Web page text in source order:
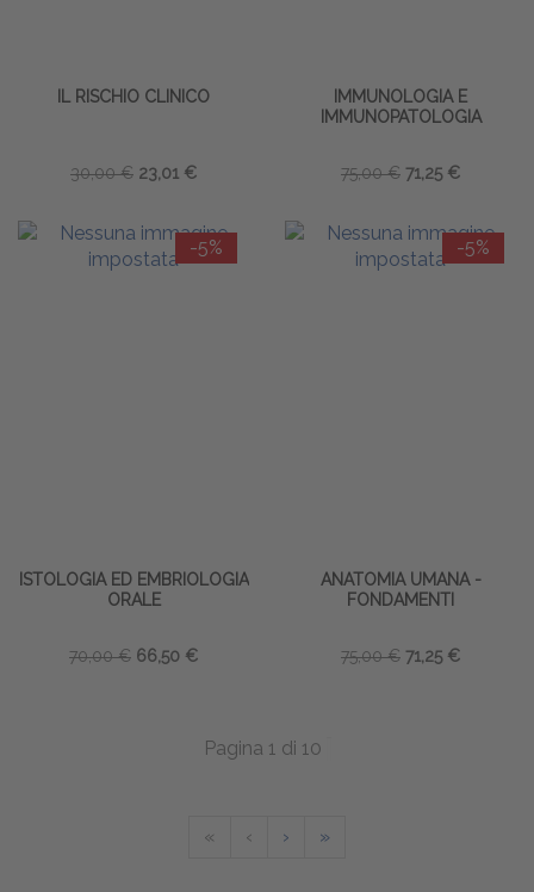
IL RISCHIO CLINICO
30,00 € 23,01 €
IMMUNOLOGIA E
IMMUNOPATOLOGIA
75,00 € 71,25 €
-5%
ISTOLOGIA ED EMBRIOLOGIA
ORALE
70,00 € 66,50 €
-5%
ANATOMIA UMANA -
FONDAMENTI
75,00 € 71,25 €
Pagina 1 di 10
« ‹ › »